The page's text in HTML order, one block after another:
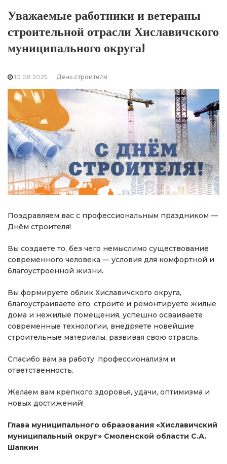
Уважаемые работники и ветераны
строительной отрасли Хиславичского
муниципального округа!
10.08.2025 День строителя
Поздравляем вас с профессиональным праздником —
Днём строителя!
Вы создаете то, без чего немыслимо существование
современного человека — условия для комфортной и
благоустроенной жизни.
Вы формируете облик Хиславичского округа,
благоустраиваете его, строите и ремонтируете жилые
дома и нежилые помещения, успешно осваиваете
современные технологии, внедряете новейшие
строительные материалы, развивая свою отрасль.
Спасибо вам за работу, профессионализм и
ответственность.
Желаем вам крепкого здоровья, удачи, оптимизма и
новых достижений!
Глава муниципального образования «Хиславичский
муниципальный округ» Смоленской области С.А.
Шапкин